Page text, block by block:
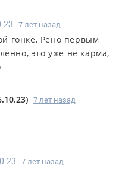
7 лет назад
гонке, Рено первым
это уже не карма,
) 7 лет назад
7 лет назад